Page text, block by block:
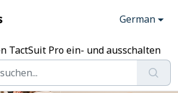
German
TactSuit Pro ein- und ausschalten